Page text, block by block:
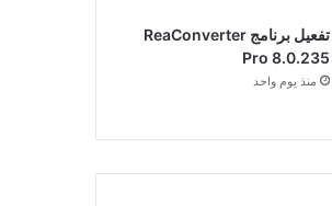
تفعيل برنامج ReaConverter
Pro 8.0.235
منذ يوم واحد